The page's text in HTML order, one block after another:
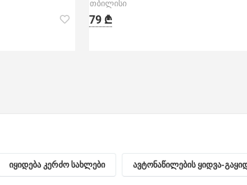
თბილისი
79 ₾
იყიდება კერძო სახლები ავტონაწილების ყიდვა-